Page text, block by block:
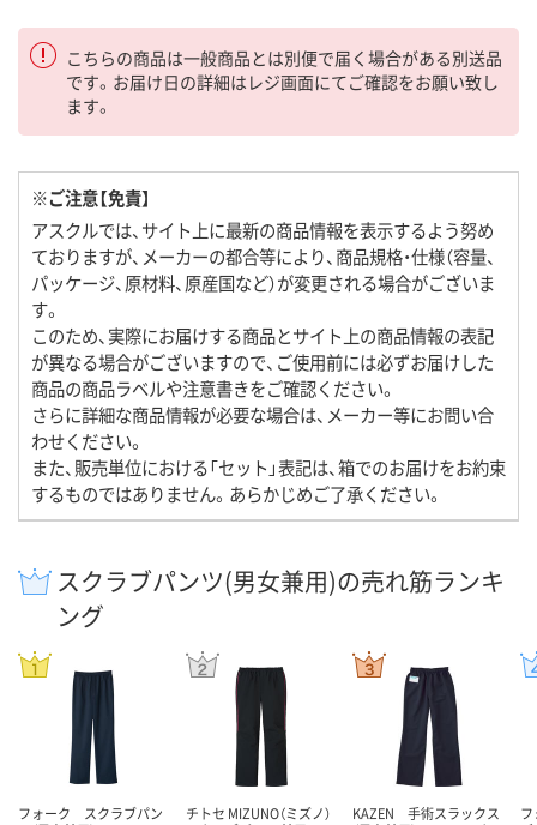
こちらの商品は一般商品とは別便で届く場合がある別送品
です。お届け日の詳細はレジ画面にてご確認をお願い致し
ます。
※ご注意【免責】
アスクルでは、サイト上に最新の商品情報を表示するよう努め
ておりますが、メーカーの都合等により、商品規格・仕様（容量、
パッケージ、原材料、原産国など）が変更される場合がございま
す。
このため、実際にお届けする商品とサイト上の商品情報の表記
が異なる場合がございますので、ご使用前には必ずお届けした
商品の商品ラベルや注意書きをご確認ください。
さらに詳細な商品情報が必要な場合は、メーカー等にお問い合
わせください。
また、販売単位における「セット」表記は、箱でのお届けをお約束
するものではありません。あらかじめご了承ください。
スクラブパンツ(男女兼用)の売れ筋ランキ
ング
フォーク スクラブパン
チトセ MIZUNO（ミズノ）
KAZEN 手術スラックス